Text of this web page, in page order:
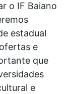
o IF Baiano
estadual
e
que
e